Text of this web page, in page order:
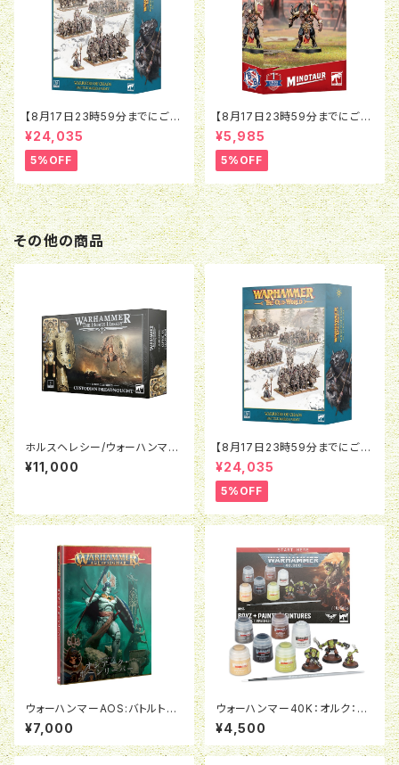
【8月17日23時59分までにご予
約で5％OFF】オールドワール
ド：ウォリアー・オヴ・ケイオス：バ
トルマーチアーミー
¥24,035
5%OFF
【8月17日23時59分までにご予
約で5％OFF】ブラッドボウル：ミ
ノタウロス
¥5,985
5%OFF
その他の商品
ホルスヘレシー/ウォーハンマー
40K:レギオ・カストーデス：カス
トーディアン・ドレッドノート
¥11,000
【8月17日23時59分までにご予
約で5％OFF】オールドワール
ド：ウォリアー・オヴ・ケイオス：バ
トルマーチアーミー
¥24,035
5%OFF
ウォーハンマーAOS:バトルトー
ム:オシアーク・ボーンリーパー
（日本語版）
¥7,000
ウォーハンマー40K：オルク：ボ
ゥイ＆ペイント
¥4,500